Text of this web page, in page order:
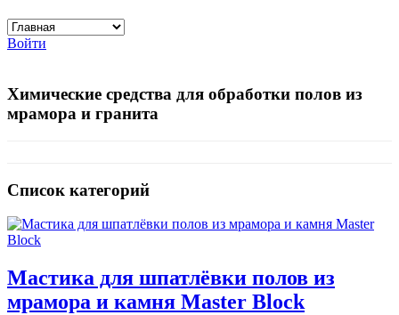
Войти
Химические средства для обработки полов из
мрамора и гранита
Список категорий
Мастика для шпатлёвки полов из
мрамора и камня Master Block